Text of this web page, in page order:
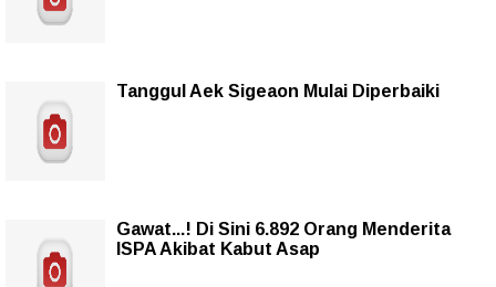
Tanggul Aek Sigeaon Mulai Diperbaiki
Gawat...! Di Sini 6.892 Orang Menderita
ISPA Akibat Kabut Asap